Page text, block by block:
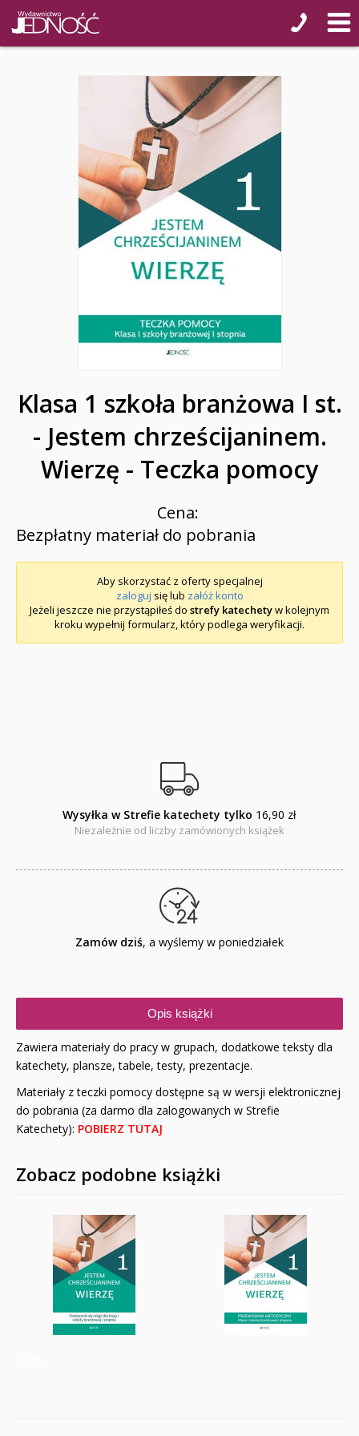
Klasa 1 szkoła branżowa I st.
- Jestem chrześcijaninem.
Wierzę - Teczka pomocy
Cena:
Bezpłatny materiał do pobrania
Aby skorzystać z oferty specjalnej
zaloguj się lub załóż konto
Jeżeli jeszcze nie przystąpiłeś do strefy katechetyw kolejnym
kroku wypełnij formularz, który podlega weryfikacji.
Wysyłka w Strefie katechety tylko 16,90 zł
Niezależnie od liczby zamówionych książek
Zamów dziś, a wyślemy w poniedziałek
Opis książki
Zawiera materiały do pracy w grupach, dodatkowe teksty dla
katechety, plansze, tabele, testy, prezentacje.
Materiały z teczki pomocy dostępne są w wersji elektronicznej
do pobrania (za darmo dla zalogowanych w Strefie
Katechety): POBIERZ TUTAJ
Zobacz podobne książki